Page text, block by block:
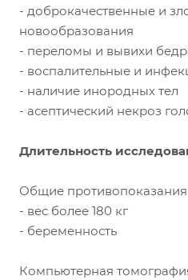
- доброкачественные и
новообразования
- переломы и вывихи
- воспалительные и
- наличие инородных тел
- асептический некроз
Длительность
Общие
- вес более 180 кг
- беременность
Компьютерная